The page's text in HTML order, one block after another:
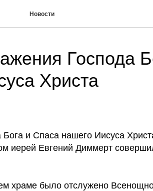
Новости
Господа
Христа
и Спаса нашего Иисуса
иерей Евгений Диммерт
храме было отслужено